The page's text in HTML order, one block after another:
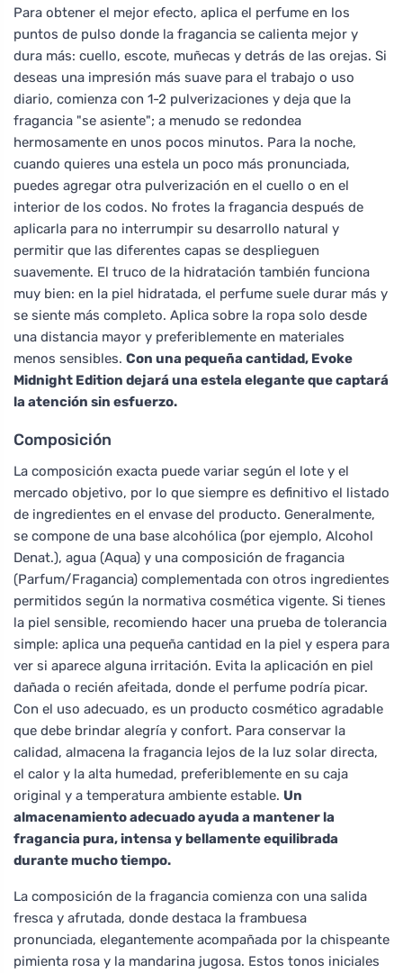
Para obtener el mejor efecto, aplica el perfume en los
puntos de pulso donde la fragancia se calienta mejor y
dura más: cuello, escote, muñecas y detrás de las orejas. Si
deseas una impresión más suave para el trabajo o uso
diario, comienza con 1-2 pulverizaciones y deja que la
fragancia "se asiente"; a menudo se redondea
hermosamente en unos pocos minutos. Para la noche,
cuando quieres una estela un poco más pronunciada,
puedes agregar otra pulverización en el cuello o en el
interior de los codos. No frotes la fragancia después de
aplicarla para no interrumpir su desarrollo natural y
permitir que las diferentes capas se desplieguen
suavemente. El truco de la hidratación también funciona
muy bien: en la piel hidratada, el perfume suele durar más y
se siente más completo. Aplica sobre la ropa solo desde
una distancia mayor y preferiblemente en materiales
menos sensibles. Con una pequeña cantidad, Evoke
Midnight Edition dejará una estela elegante que captará
la atención sin esfuerzo.
Composición
La composición exacta puede variar según el lote y el
mercado objetivo, por lo que siempre es definitivo el listado
de ingredientes en el envase del producto. Generalmente,
se compone de una base alcohólica (por ejemplo, Alcohol
Denat.), agua (Aqua) y una composición de fragancia
(Parfum/Fragancia) complementada con otros ingredientes
permitidos según la normativa cosmética vigente. Si tienes
la piel sensible, recomiendo hacer una prueba de tolerancia
simple: aplica una pequeña cantidad en la piel y espera para
ver si aparece alguna irritación. Evita la aplicación en piel
dañada o recién afeitada, donde el perfume podría picar.
Con el uso adecuado, es un producto cosmético agradable
que debe brindar alegría y confort. Para conservar la
calidad, almacena la fragancia lejos de la luz solar directa,
el calor y la alta humedad, preferiblemente en su caja
original y a temperatura ambiente estable. Un
almacenamiento adecuado ayuda a mantener la
fragancia pura, intensa y bellamente equilibrada
durante mucho tiempo.
La composición de la fragancia comienza con una salida
fresca y afrutada, donde destaca la frambuesa
pronunciada, elegantemente acompañada por la chispeante
pimienta rosa y la mandarina jugosa. Estos tonos iniciales